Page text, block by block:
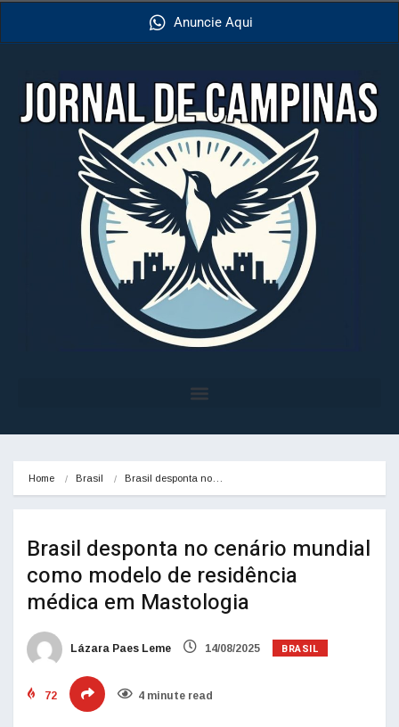
Anuncie Aqui
Home Brasil Brasil desponta no…
Brasil desponta no cenário mundial
como modelo de residência
médica em Mastologia
Lázara Paes Leme 14/08/2025 BRASIL
72 4 minute read